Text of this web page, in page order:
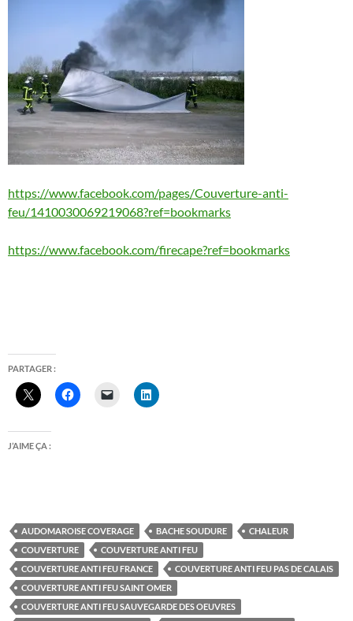
https://www.facebook.com/pages/Couverture-anti-
feu/1410030069219068?ref=bookmarks
https://www.facebook.com/firecape?ref=bookmarks
PARTAGER :
J’AIME ÇA :
AUDOMAROISE COVERAGE BACHE SOUDURE
CHALEUR
COUVERTURE
COUVERTURE ANTI FEU
COUVERTURE ANTI FEU FRANCE
COUVERTURE ANTI FEU PAS DE CALAIS
COUVERTURE ANTI FEU SAINT OMER
COUVERTURE ANTI FEU SAUVEGARDE DES OEUVRES